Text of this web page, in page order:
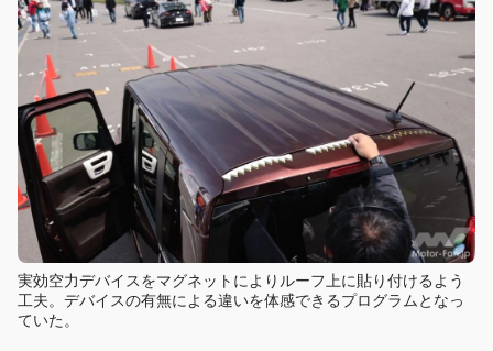
実効空力デバイスをマグネットによりルーフ上に貼り付けるよう
工夫。デバイスの有無による違いを体感できるプログラムとなっ
ていた。